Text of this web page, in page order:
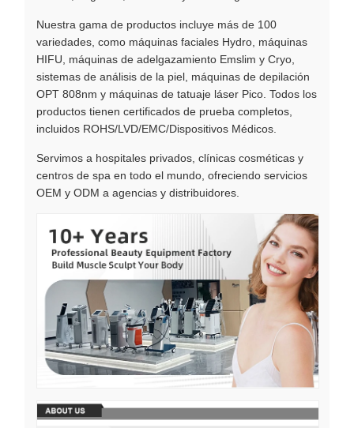
Nuestra gama de productos incluye más de 100
variedades, como máquinas faciales Hydro, máquinas
HIFU, máquinas de adelgazamiento Emslim y Cryo,
sistemas de análisis de la piel, máquinas de depilación
OPT 808nm y máquinas de tatuaje láser Pico. Todos los
productos tienen certificados de prueba completos,
incluidos ROHS/LVD/EMC/Dispositivos Médicos.
Servimos a hospitales privados, clínicas cosméticas y
centros de spa en todo el mundo, ofreciendo servicios
OEM y ODM a agencias y distribuidores.